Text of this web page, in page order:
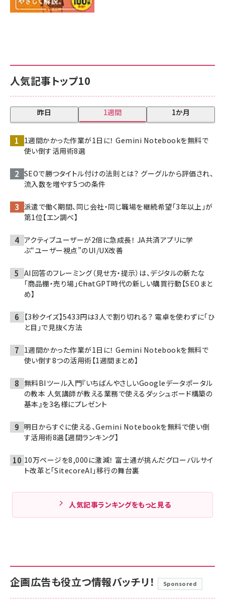
人気記事トップ10
昨日 1週間 1か月
1週間かかった作業が1日に！ Gemini Notebookを無料で
使い倒す活用術8選
SEOで勝つタイトル付けの法則とは？ グーグルから評価され、
流入数を増やす5つの条件
派遣で働く期間、同じ会社・同じ職場を継続希望「3年以上」が
第1位【エン調べ】
アクティブユーザーが2倍に急成長！ JA共済アプリに学
ぶ“ユーザー視点”のUI/UX改善
AI回答のフレーミング（見せ方・提示）は、デジタルの新たな
「商品棚・売り場」――ChatGPT時代の新しい購買行動【SEOまと
め】
【3秒クイズ】5433円は3人で割り切れる？ 電卓を使わずに「ひ
と目」で見抜く方法
1週間かかった作業が1日に！ Gemini Notebookを無料で
使い倒す8つの活用術【1週間まとめ】
無料BIツール入門『いちばんやさしいGoogleデータポータル
の教本 人気講師が教える業務で使えるダッシュボード構築の
基本』を3名様にプレゼント
明日からすぐに使える、Gemini Notebookを無料で使い倒
す活用術8選【週間ランキング】
10万ページを8,000に激減！ 富士通が挑んだグローバルサイ
ト改革と「SitecoreAI」移行の舞台裏
人気記事ランキングをもっと見る
企画広告も役立つ情報バッチリ！ Sponsored